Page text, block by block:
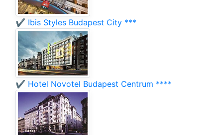
✔️ Ibis Styles Budapest City ***
✔️ Hotel Novotel Budapest Centrum ****